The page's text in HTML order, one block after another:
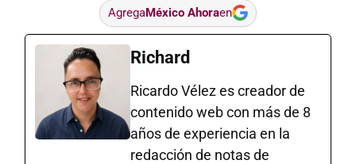
AgregaMéxico Ahoraen
Richard
Ricardo Vélez es creador de
contenido web con más de 8
años de experiencia en la
redacción de notas de